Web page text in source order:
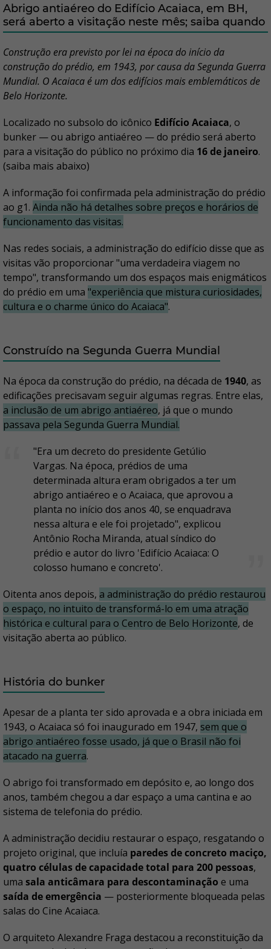
Abrigo antiaéreo do Edifício Acaiaca, em BH,
será aberto a visitação neste mês; saiba quando
Construção era previsto por lei na época do início da
construção do prédio, em 1943, por causa da Segunda Guerra
Mundial. O Acaiaca é um dos edifícios mais emblemáticos de
Belo Horizonte.
Localizado no subsolo do icônico Edifício Acaiaca, o
bunker — ou abrigo antiaéreo — do prédio será aberto
para a visitação do público no próximo dia 16 de janeiro.
(saiba mais abaixo)
A informação foi confirmada pela administração do prédio
ao g1. Ainda não há detalhes sobre preços e horários de
funcionamento das visitas.
Nas redes sociais, a administração do edifício disse que as
visitas vão proporcionar "uma verdadeira viagem no
tempo", transformando um dos espaços mais enigmáticos
do prédio em uma "experiência que mistura curiosidades,
cultura e o charme único do Acaiaca".
Construído na Segunda Guerra Mundial
Na época da construção do prédio, na década de 1940, as
edificações precisavam seguir algumas regras. Entre elas,
a inclusão de um abrigo antiaéreo, já que o mundo
passava pela Segunda Guerra Mundial.
"Era um decreto do presidente Getúlio
Vargas. Na época, prédios de uma
determinada altura eram obrigados a ter um
abrigo antiaéreo e o Acaiaca, que aprovou a
planta no início dos anos 40, se enquadrava
nessa altura e ele foi projetado", explicou
Antônio Rocha Miranda, atual síndico do
prédio e autor do livro 'Edifício Acaiaca: O
colosso humano e concreto'.
Oitenta anos depois, a administração do prédio restaurou
o espaço, no intuito de transformá-lo em uma atração
histórica e cultural para o Centro de Belo Horizonte, de
visitação aberta ao público.
História do bunker
Apesar de a planta ter sido aprovada e a obra iniciada em
1943, o Acaiaca só foi inaugurado em 1947, sem que o
abrigo antiaéreo fosse usado, já que o Brasil não foi
atacado na guerra.
O abrigo foi transformado em depósito e, ao longo dos
anos, também chegou a dar espaço a uma cantina e ao
sistema de telefonia do prédio.
A administração decidiu restaurar o espaço, resgatando o
projeto original, que incluía paredes de concreto maciço,
quatro células de capacidade total para 200 pessoas,
uma sala anticâmara para descontaminação e uma
saída de emergência — posteriormente bloqueada pelas
salas do Cine Acaiaca.
O arquiteto Alexandre Fraga destacou a reconstituição da